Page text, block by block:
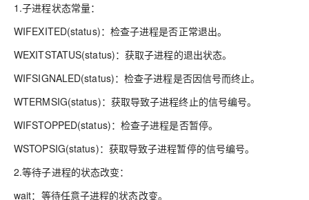
1.子进程状态常量：
WIFEXITED(status)：检查子进程是否正常退出。
WEXITSTATUS(status)：获取子进程的退出状态。
WIFSIGNALED(status)：检查子进程是否因信号而终止。
WTERMSIG(status)：获取导致子进程终止的信号编号。
WIFSTOPPED(status)：检查子进程是否暂停。
WSTOPSIG(status)：获取导致子进程暂停的信号编号。
2.等待子进程的状态改变：
wait：等待任意子进程的状态改变。